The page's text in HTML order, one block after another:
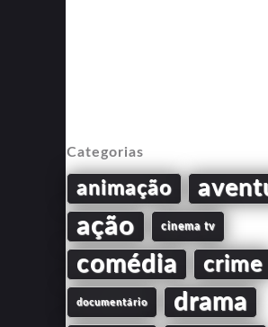
Categorias
animação
ação cinema tv
comédia crime
documentário drama